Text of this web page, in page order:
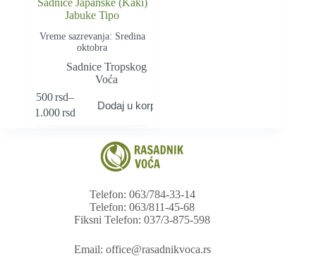
Jabuke Tipo
Vreme sazrevanja: Sredina
oktobra
Sadnice Tropskog
Voća
500rsd–
1.000rsd
Распон
Dodaj u korpu
Овај
производ
има
Telefon: 063/784-33-14
Telefon: 063/811-45-68
Fiksni Telefon: 037/3-875-598
Email: office@rasadnikvoca.rs